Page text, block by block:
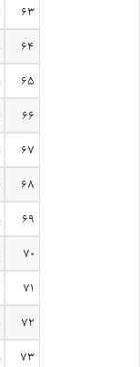
۶۳
۶۴
۶۵
۶۶
۶۷
۶۸
۶۹
۷۰
۷۱
۷۲
۷۳